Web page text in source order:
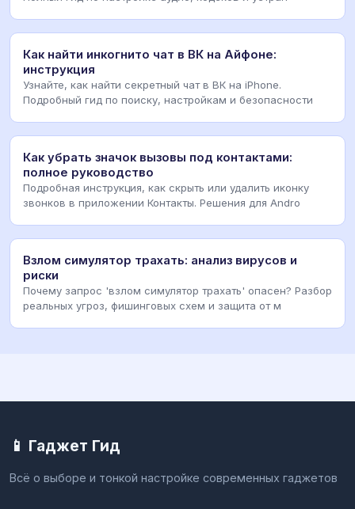
Как найти инкогнито чат в ВК на Айфоне:
инструкция
Узнайте, как найти секретный чат в ВК на iPhone.
Подробный гид по поиску, настройкам и безопасности
Как убрать значок вызовы под контактами:
полное руководство
Подробная инструкция, как скрыть или удалить иконку
звонков в приложении Контакты. Решения для Andro
Взлом симулятор трахать: анализ вирусов и
риски
Почему запрос 'взлом симулятор трахать' опасен? Разбор
реальных угроз, фишинговых схем и защита от м
📱 Гаджет Гид
Всё о выборе и тонкой настройке современных гаджетов